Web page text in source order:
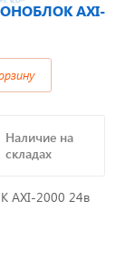
AXI-
Наличие на
складах
AXI-2000 24в